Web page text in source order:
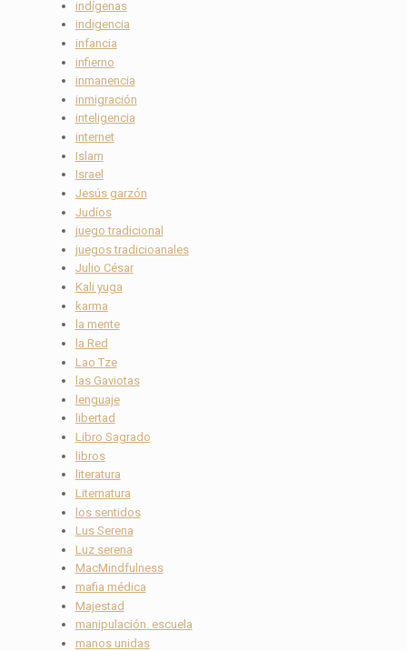
indígenas
indigencia
infancia
infierno
inmanencia
inmigración
inteligencia
internet
Islam
Israel
Jesús garzón
Judíos
juego tradicional
juegos tradicioanales
Julio César
Kali yuga
karma
la mente
la Red
Lao Tze
las Gaviotas
lenguaje
libertad
Libro Sagrado
libros
literatura
Liternatura
los sentidos
Lus Serena
Luz serena
MacMindfulness
mafia médica
Majestad
manipulación. escuela
manos unidas